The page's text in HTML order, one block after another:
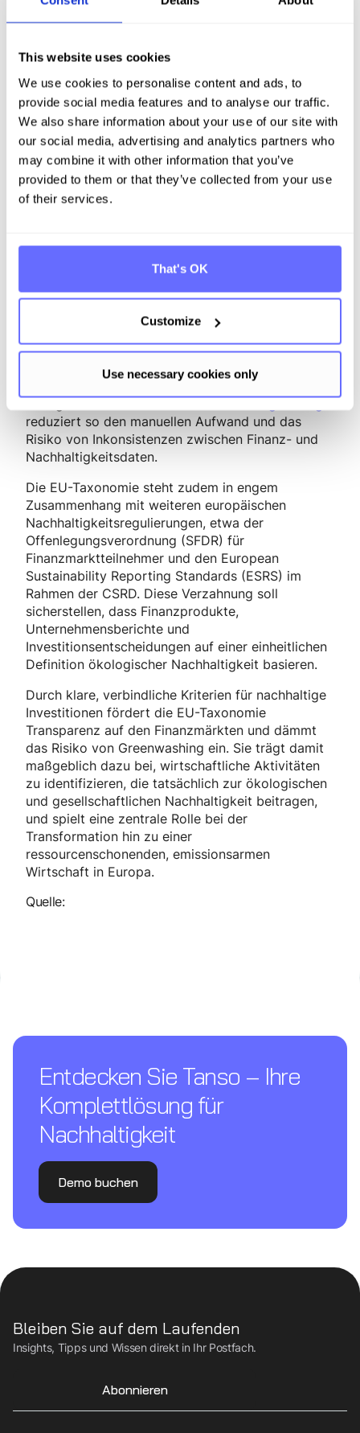
This website uses cookies
We use cookies to personalise content and ads, to
provide social media features and to analyse our traffic.
We also share information about your use of our site with
our social media, advertising and analytics partners who
may combine it with other information that you’ve
provided to them or that they’ve collected from your use
of their services.
That's OK
Customize
Use necessary cookies only
Auch für Zulieferer und Geschäftspartner
berichtspflichtiger Konzerne entfaltet die EU-
Großunternehmen zunehmend
taxonomiebezogene Daten entlang ihrer
Lieferkette abfragen, um die eigenen CapEx- und
OpEx-Kennzahlen zu untermauern, sehen sich
auch nicht direkt berichtspflichtige
mittelständische Zulieferer mit entsprechenden
Datenanfragen konfrontiert und profitieren davon,
ihre eigenen taxonomierelevanten Aktivitäten
frühzeitig zu kennen.
Zusammenspiel mit CSRD, ESRS
Da die EU-Taxonomie-Angaben integraler
Bestandteil des CSRD-Nachhaltigkeitsberichts
sind, lohnt sich eine enge Verzahnung mit der
übrigenCSRD- und ESRS-Berichterstattung, etwa
um Datenpunkte nur einmal zu erheben und
konsistent in beiden Berichtsteilen zu verwenden.
Eine ganzheitlicheESG-Berichterstattungslösung
reduziert so den manuellen Aufwand und das
Risiko von Inkonsistenzen zwischen Finanz- und
Nachhaltigkeitsdaten.
Die EU-Taxonomie steht zudem in engem
Zusammenhang mit weiteren europäischen
Nachhaltigkeitsregulierungen, etwa der
Offenlegungsverordnung (SFDR) für
Finanzmarktteilnehmer und den European
Sustainability Reporting Standards (ESRS) im
Rahmen der CSRD. Diese Verzahnung soll
sicherstellen, dass Finanzprodukte,
Unternehmensberichte und
Investitionsentscheidungen auf einer einheitlichen
Definition ökologischer Nachhaltigkeit basieren.
Durch klare, verbindliche Kriterien für nachhaltige
Investitionen fördert die EU-Taxonomie
Transparenz auf den Finanzmärkten und dämmt
das Risiko von Greenwashing ein. Sie trägt damit
maßgeblich dazu bei, wirtschaftliche Aktivitäten
zu identifizieren, die tatsächlich zur ökologischen
und gesellschaftlichen Nachhaltigkeit beitragen,
und spielt eine zentrale Rolle bei der
Transformation hin zu einer
ressourcenschonenden, emissionsarmen
Wirtschaft in Europa.
Quelle:
Entdecken Sie Tanso – Ihre
Komplettl­ösung für
Nachhaltigkeit
Demo buchen
Bleiben Sie auf dem Laufenden
Insights, Tipps und Wissen direkt in Ihr Postfach.
Abonnieren